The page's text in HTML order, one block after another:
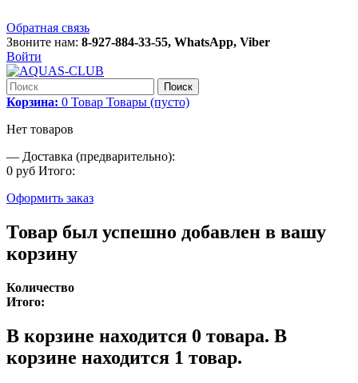
Обратная связь
Звоните нам: 8-927-884-33-55, WhatsApp, Viber
Войти
Поиск
Корзина: 0 Товар Товары (пусто)
Нет товаров
— Доставка (предварительно):
0 руб Итого:
Оформить заказ
Товар был успешно добавлен в вашу
корзину
Количество
Итого:
В корзине находится 0 товара. В
корзине находится 1 товар.